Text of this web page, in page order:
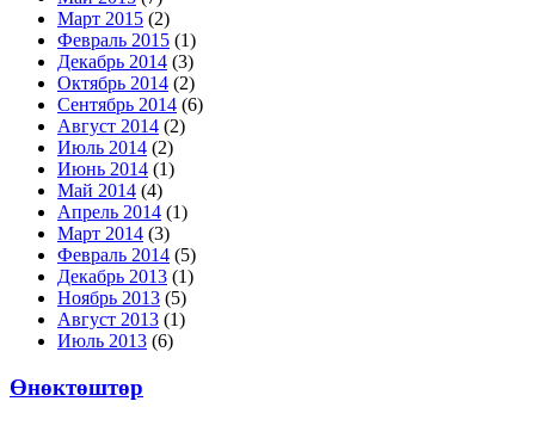
Март 2015 (2)
Февраль 2015 (1)
Декабрь 2014 (3)
Октябрь 2014 (2)
Сентябрь 2014 (6)
Август 2014 (2)
Июль 2014 (2)
Июнь 2014 (1)
Май 2014 (4)
Апрель 2014 (1)
Март 2014 (3)
Февраль 2014 (5)
Декабрь 2013 (1)
Ноябрь 2013 (5)
Август 2013 (1)
Июль 2013 (6)
Өнөктөштөр